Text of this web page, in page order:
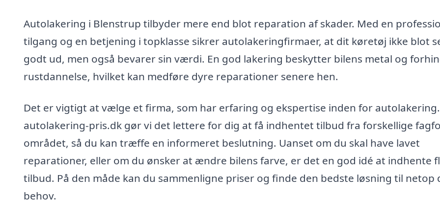
Autolakering i Blenstrup tilbyder mere end blot reparation af skader. Med en
tilgang og en betjening i topklasse sikrer autolakeringfirmaer, at dit køretøj ikke blot
godt ud, men også bevarer sin værdi. En god lakering beskytter bilens metal og
rustdannelse, hvilket kan medføre dyre reparationer senere hen.
Det er vigtigt at vælge et firma, som har erfaring og ekspertise inden for
autolakering-pris.dk gør vi det lettere for dig at få indhentet tilbud fra forskellige
området, så du kan træffe en informeret beslutning. Uanset om du skal have lavet
reparationer, eller om du ønsker at ændre bilens farve, er det en god idé at indhente
tilbud. På den måde kan du sammenligne priser og finde den bedste løsning til netop
behov.